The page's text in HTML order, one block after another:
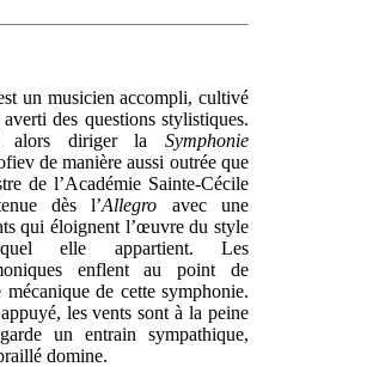
un musicien accompli, cultivé
des questions stylistiques.
alors diriger la Symphonie
de manière aussi outrée que
de l’Académie Sainte-Cécile
dès l’Allegro avec une
qui éloignent l’œuvre du style
elle appartient. Les
enflent au point de
de cette symphonie.
les vents sont à la peine
un entrain sympathique,
domine.